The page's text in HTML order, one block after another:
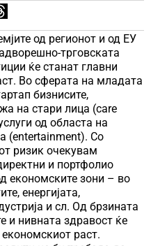
од регионот и од ЕУ
трговската
ќе станат главни
Во сферата на младата
бизнисите,
на стари лица (care
од областа на
(entertainment). Со
ризик очекувам
и портфолио
економските зони – во
енергијата,
и сл. Од брзината
и нивната здравост ќе
раст.